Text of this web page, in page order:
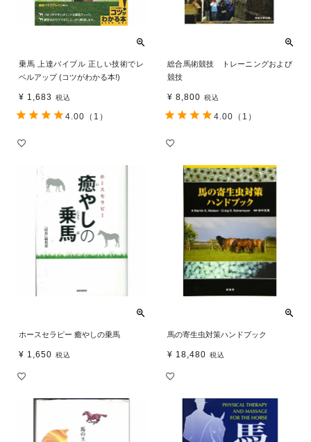
乗馬 上達バイブル 正しい技術でレ
ベルアップ (コツがわかる本!)
¥ 1,683 税込
4.00 （1）
総合馬術競技 トレーニングおよび
競技
¥ 8,800 税込
4.00 （1）
ホースセラピー 癒やしの乗馬
¥ 1,650 税込
馬の寄生虫対策ハンドブック
¥ 18,480 税込